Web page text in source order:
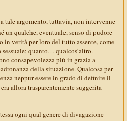
tale argomento, tuttavia, non intervenne
qualche, eventuale, senso di pudore
in verità per loro del tutto assente, come
quanto… qualcos’altro.
consapevolezza più in grazia a
della situazione. Qualcosa per
neppur essere in grado di definire il
allora trasparentemente suggerita
ogni qual genere di divagazione